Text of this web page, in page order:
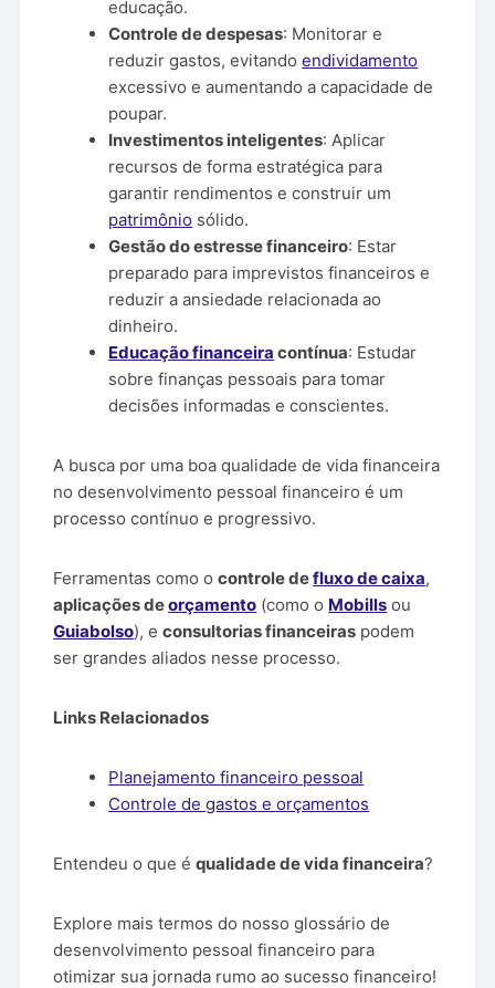
educação.
Controle de despesas: Monitorar e
reduzir gastos, evitandoendividamento
excessivo e aumentando a capacidade de
poupar.
Investimentos inteligentes: Aplicar
recursos de forma estratégica para
garantir rendimentos e construir um
patrimônio sólido.
Gestão do estresse financeiro: Estar
preparado para imprevistos financeiros e
reduzir a ansiedade relacionada ao
dinheiro.
Educação financeira contínua: Estudar
sobre finanças pessoais para tomar
decisões informadas e conscientes.
A busca por uma boa qualidade de vida financeira
no desenvolvimento pessoal financeiro é um
processo contínuo e progressivo.
Ferramentas como ocontrole defluxo de caixa,
aplicações deorçamento (como o Mobills ou
Guiabolso), econsultorias financeiras podem
ser grandes aliados nesse processo.
Links Relacionados
Planejamento financeiro pessoal
Controle de gastos e orçamentos
Entendeu o que équalidade de vida financeira?
Explore mais termos do nosso glossário de
desenvolvimento pessoal financeiro para
otimizar sua jornada rumo ao sucesso financeiro!